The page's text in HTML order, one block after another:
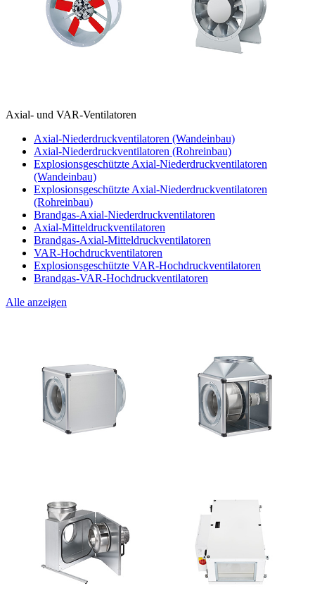
Axial- und VAR-Ventilatoren
Axial-Niederdruckventilatoren (Wandeinbau)
Axial-Niederdruckventilatoren (Rohreinbau)
Explosionsgeschützte Axial-Niederdruckventilatoren
(Wandeinbau)
Explosionsgeschützte Axial-Niederdruckventilatoren
(Rohreinbau)
Brandgas-Axial-Niederdruckventilatoren
Axial-Mitteldruckventilatoren
Brandgas-Axial-Mitteldruckventilatoren
VAR-Hochdruckventilatoren
Explosionsgeschützte VAR-Hochdruckventilatoren
Brandgas-VAR-Hochdruckventilatoren
Alle anzeigen